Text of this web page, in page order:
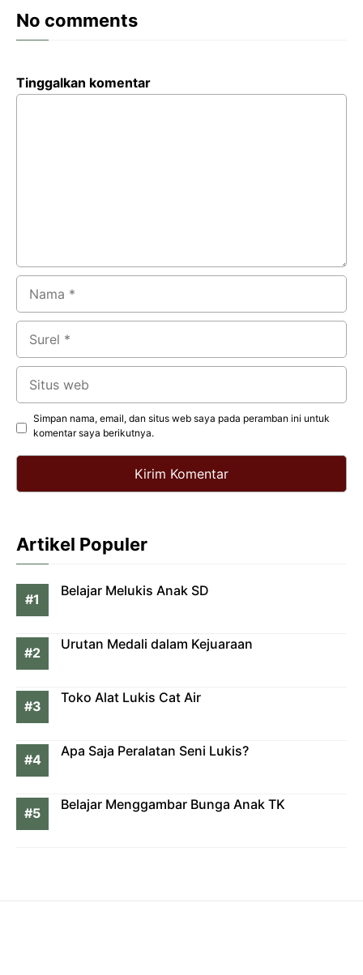
No comments
Tinggalkan komentar
Komentar
Nama
Surel
Situs
web
Simpan nama, email, dan situs web saya pada peramban ini untuk
komentar saya berikutnya.
Artikel Populer
Belajar Melukis Anak SD
Urutan Medali dalam Kejuaraan
Toko Alat Lukis Cat Air
Apa Saja Peralatan Seni Lukis?
Belajar Menggambar Bunga Anak TK